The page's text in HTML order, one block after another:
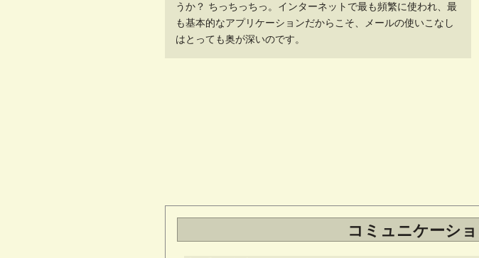
うか？ ちっちっちっ。インターネットで最も頻繁に使われ、最
も基本的なアプリケーションだからこそ、メールの使いこなし
はとっても奥が深いのです。
コミュニケーシ